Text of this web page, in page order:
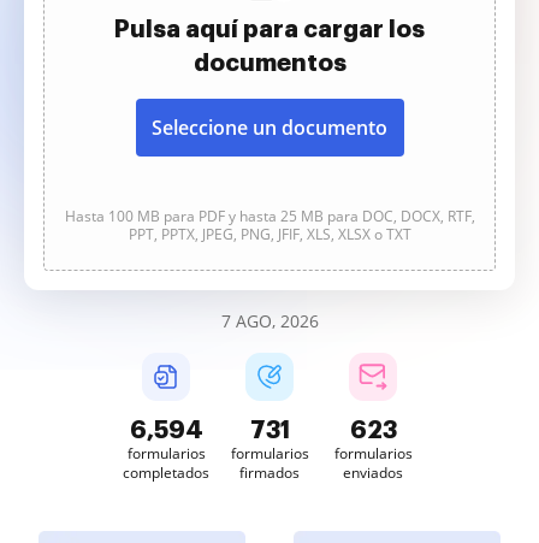
Pulsa aquí para cargar los
documentos
Seleccione un documento
Hasta 100 MB para PDF y hasta 25 MB para DOC, DOCX, RTF,
PPT, PPTX, JPEG, PNG, JFIF, XLS, XLSX o TXT
7 AGO, 2026
6,595
formularios
completados
731
formularios
firmados
623
formularios
enviados